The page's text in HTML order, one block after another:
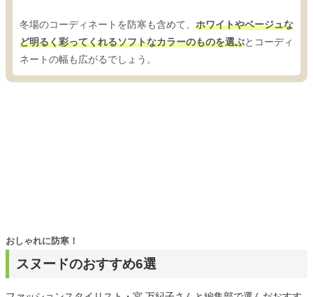
冬場のコーディネートを防寒も含めて、 ホワイトやベージュな
ど明るく彩ってくれるソフトなカラーのものを選ぶとコーディ
ネートの幅も広がるでしょう。
スヌードのおすすめ6選
おしゃれに防寒！